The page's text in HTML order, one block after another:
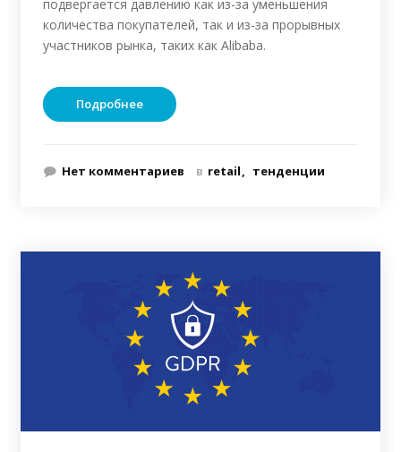
подвергается давлению как из-за уменьшения
количества покупателей, так и из-за прорывных
участников рынка, таких как Alibaba.
Подробнее
Нет комментариев в retail тенденции